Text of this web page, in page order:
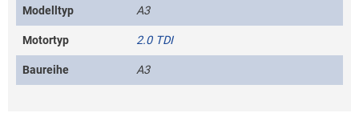
Modelltyp A3
Motortyp 2.0 TDI
Baureihe A3